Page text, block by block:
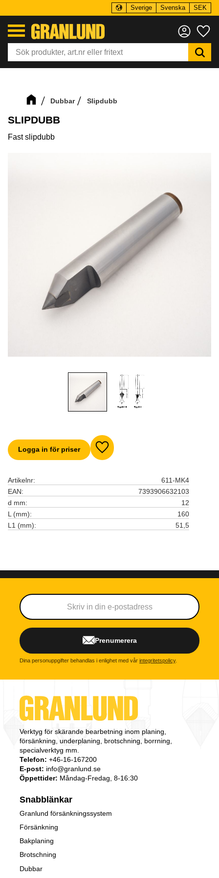
Sverige Svenska SEK
Dubbar Slipdubb
SLIPDUBB
Fast slipdubb
Logga in för priser Lägg till i favoriter
Artikelnr
611-MK4
EAN
7393906632103
d mm
12
L (mm)
160
L1 (mm)
51,5
Prenumerera
Dina personuppgifter behandlas i enlighet med vår integritetspolicy.
Verktyg för skärande bearbetning inom planing,
försänkning, underplaning, brotschning, borrning,
specialverktyg mm.
Telefon: +46-16-167200
E-post: info@granlund.se
Öppettider: Måndag-Fredag, 8-16:30
Snabblänkar
Granlund försänkningssystem
Försänkning
Bakplaning
Brotschning
Dubbar